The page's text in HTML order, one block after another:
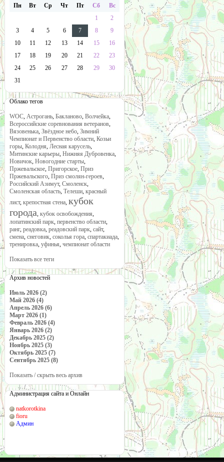
Пн Вт Ср Чт Пт Сб
Вс
1
2
3
4 5 6 7 8
9
10
11 12 13 14 15
16
17
18 19 20 21 22
23
24
25 26 27 28 29
30
31
Облако тегов
WOC, Астрогань, Бакланово, Волчейка,
Всероссийские соревнования ветеранов,
Вязовенька, Звёздное небо, Зимний
Чемпионат и Первенство области, Козьи
горы, Колодня, Лесная карусель,
Митинские карьеры, Нижняя Дубровенка,
Новичок, Новогодние старты,
Пржевальское, Пригорское, Приз
Пржевальского, Приз смолян-героев,
Российский Азимут, Смоленск,
Смоленская область, Телеши, красный
лист, крепостная стена, кубок
города, кубок освобождения,
лопатинский парк, первенство области,
ранг, реадовка, реадовский парк, сайт,
смена, снеговик, соколья гора, спартакиада,
тренировка, уфинья, чемпионат области
Показать все теги
Архив новостей
Июль 2026 (2)
Май 2026 (4)
Апрель 2026 (6)
Март 2026 (1)
Февраль 2026 (4)
Январь 2026 (2)
Декабрь 2025 (2)
Ноябрь 2025 (3)
Октябрь 2025 (7)
Сентябрь 2025 (8)
Показать / скрыть весь архив
Администрация сайта и Онлайн
natkorotkina
fioru
Админ